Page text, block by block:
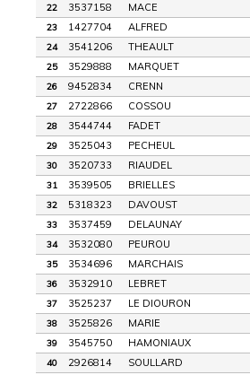
22 3537158 MACE
23 1427704 ALFRED
24 3541206 THEAULT
25 3529888 MARQUET
26 9452834 CRENN
27 2722866 COSSOU
28 3544744 FADET
29 3525043 PECHEUL
30 3520733 RIAUDEL
31 3539505 BRIELLES
32 5318323 DAVOUST
33 3537459 DELAUNAY
34 3532080 PEUROU
35 3534696 MARCHAIS
36 3532910 LEBRET
37 3525237 LE DIOURON
38 3525826 MARIE
39 3545750 HAMONIAUX
40 2926814 SOULLARD